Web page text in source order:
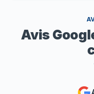
Avis